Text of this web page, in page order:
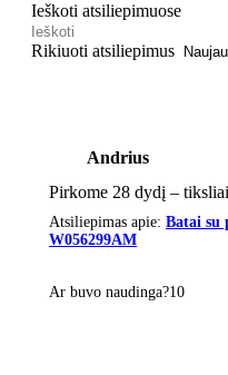
Ieškoti atsiliepimuose
Rikiuoti atsiliepimus
Andrius
Pirkome 28 dydį –
Atsiliepimas apie: Batai su
W056299AM
Ar buvo naudinga?10